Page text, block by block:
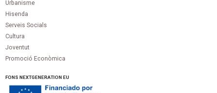
Urbanisme
Hisenda
Serveis Socials
Cultura
Joventut
Promoció Econòmica
FONS NEXTGENERATION EU